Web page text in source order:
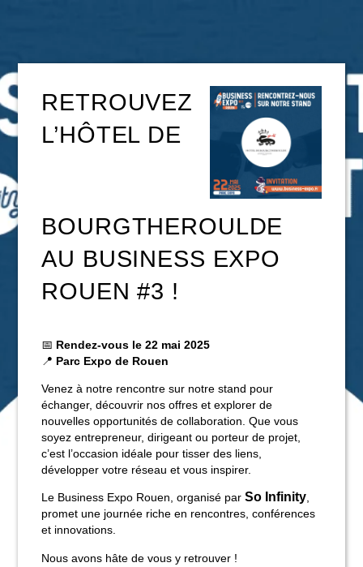
RETROUVEZ
L’HÔTEL DE
BOURGTHEROULDE
AU BUSINESS EXPO
ROUEN #3 !
📅 Rendez-vous le 22 mai 2025
📍 Parc Expo de Rouen
Venez à notre rencontre sur notre stand pour
échanger, découvrir nos offres et explorer de
nouvelles opportunités de collaboration. Que vous
soyez entrepreneur, dirigeant ou porteur de projet,
c’est l’occasion idéale pour tisser des liens,
développer votre réseau et vous inspirer.
Le Business Expo Rouen, organisé parSo Infinity,
promet une journée riche en rencontres, conférences
et innovations.
Nous avons hâte de vous y retrouver !
CHAMBRES
RESTAURANT
ACTUALITÉS